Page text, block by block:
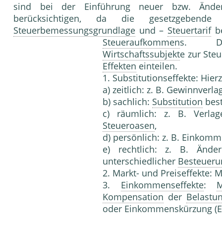
sind bei der Einführung neuer bzw.
berücksichtigen, da die
Steuerbemessungsgrundlage und – Steuertarif
Steueraufkommens. Die
Wirtschaftssubjekte zur
Effekten einteilen.
1. Substitutionseffekte:
a) zeitlich: z. B.
b) sachlich: Substitution
c) räumlich: z. B.
Steueroasen,
d) persönlich: z. B.
e) rechtlich: z. B.
unterschiedlicher
2. Markt- und Preiseffekte:
3. Einkommenseffekte:
Kompensation der
oder Einkommenskürzung